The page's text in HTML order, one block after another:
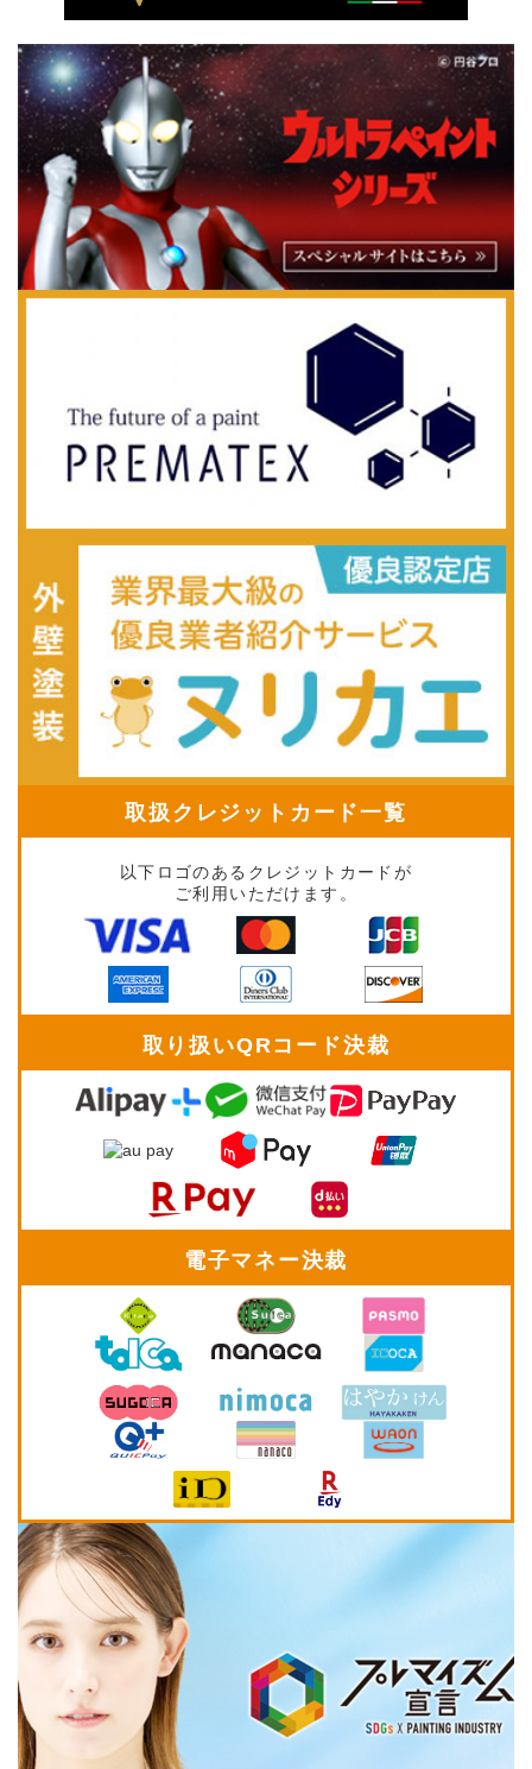
取扱クレジットカード一覧
以下ロゴのあるクレジットカードが
ご利用いただけます。
取り扱いQRコード決裁
電子マネー決裁